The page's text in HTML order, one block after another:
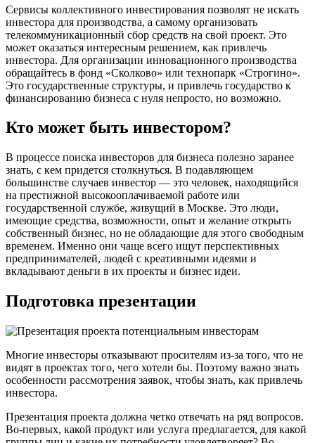
Сервисы коллективного инвестирования позволят не искать
инвестора для производства, а самому организовать
телекоммуникационный сбор средств на свой проект. Это
может оказаться интересным решением, как привлечь
инвестора. Для организации инновационного производства
обращайтесь в фонд «Сколково» или технопарк «Строгино».
Это государственные структуры, и привлечь государство к
финансированию бизнеса с нуля непросто, но возможно.
Кто может быть инвестором?
В процессе поиска инвесторов для бизнеса полезно заранее
знать, с кем придется столкнуться. В подавляющем
большинстве случаев инвестор — это человек, находящийся
на престижной высокооплачиваемой работе или
государственной службе, живущий в Москве. Это люди,
имеющие средства, возможности, опыт и желание открыть
собственный бизнес, но не обладающие для этого свободным
временем. Именно они чаще всего ищут перспективных
предпринимателей, людей с креативными идеями и
вкладывают деньги в их проекты и бизнес идеи.
Подготовка презентации
Многие инвесторы отказывают просителям из-за того, что не
видят в проектах того, чего хотели бы. Поэтому важно знать
особенности рассмотрения заявок, чтобы знать, как привлечь
инвестора.
Презентация проекта должна четко отвечать на ряд вопросов.
Во-первых, какой продукт или услуга предлагается, для какой